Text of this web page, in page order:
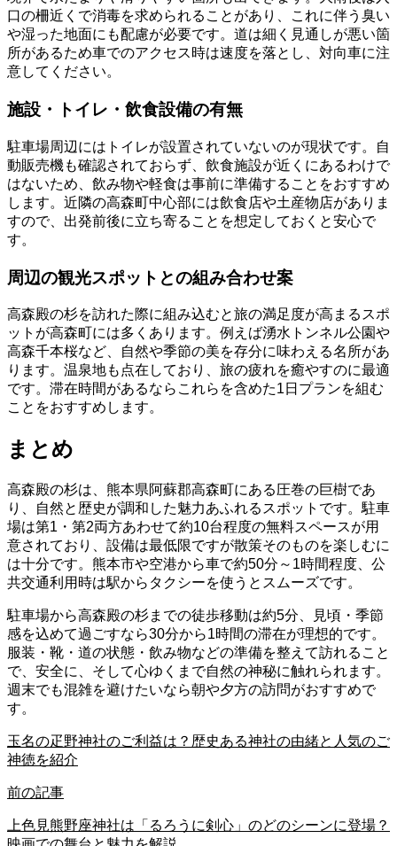
口の柵近くで消毒を求められることがあり、これに伴う臭い
や湿った地面にも配慮が必要です。道は細く見通しが悪い箇
所があるため車でのアクセス時は速度を落とし、対向車に注
意してください。
施設・トイレ・飲食設備の有無
駐車場周辺にはトイレが設置されていないのが現状です。自
動販売機も確認されておらず、飲食施設が近くにあるわけで
はないため、飲み物や軽食は事前に準備することをおすすめ
します。近隣の高森町中心部には飲食店や土産物店がありま
すので、出発前後に立ち寄ることを想定しておくと安心で
す。
周辺の観光スポットとの組み合わせ案
高森殿の杉を訪れた際に組み込むと旅の満足度が高まるスポ
ットが高森町には多くあります。例えば湧水トンネル公園や
高森千本桜など、自然や季節の美を存分に味わえる名所があ
ります。温泉地も点在しており、旅の疲れを癒やすのに最適
です。滞在時間があるならこれらを含めた1日プランを組む
ことをおすすめします。
まとめ
高森殿の杉は、熊本県阿蘇郡高森町にある圧巻の巨樹であ
り、自然と歴史が調和した魅力あふれるスポットです。駐車
場は第1・第2両方あわせて約10台程度の無料スペースが用
意されており、設備は最低限ですが散策そのものを楽しむに
は十分です。熊本市や空港から車で約50分～1時間程度、公
共交通利用時は駅からタクシーを使うとスムーズです。
駐車場から高森殿の杉までの徒歩移動は約5分、見頃・季節
感を込めて過ごすなら30分から1時間の滞在が理想的です。
服装・靴・道の状態・飲み物などの準備を整えて訪れること
で、安全に、そして心ゆくまで自然の神秘に触れられます。
週末でも混雑を避けたいなら朝や夕方の訪問がおすすめで
す。
玉名の疋野神社のご利益は？歴史ある神社の由緒と人気のご
神徳を紹介
前の記事
上色見熊野座神社は「るろうに剣心」のどのシーンに登場？